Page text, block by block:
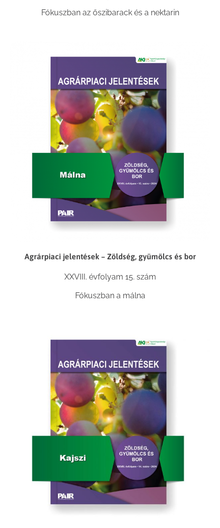
Fókuszban az őszibarack és a nektarin
Agrárpiaci jelentések – Zöldség, gyümölcs és bor
XXVIII. évfolyam 15. szám
Fókuszban a málna